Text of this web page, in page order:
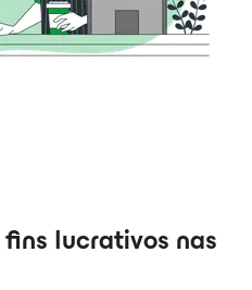
fins lucrativos nas